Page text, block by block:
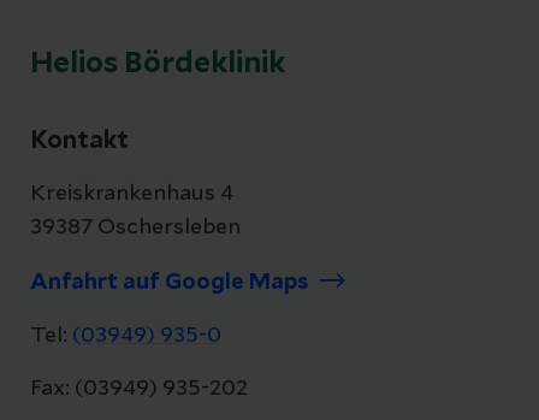
Diagnostik und interventionelle Therapie
Herzkatheterlabor war über zehn Jahre im
Helios Bördeklinik
Kontakt
Kreiskrankenhaus 4
39387 Oschersleben
Anfahrt auf Google Maps
Tel: (03949) 935-0
Fax: (03949) 935-202